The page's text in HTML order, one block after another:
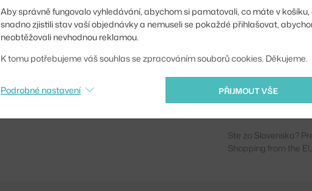
Materiál:
Sedák:
Podnož:
Kód produktu
Ste zo Slovenska?
Shopping from the
Aby správně fungovalo vyhledávání, abychom si pamatovali, co máte v košíku,
snadno zjistili stav vaší objednávky a nemuseli se pokaždé přihlašovat,
neobtěžovali nevhodnou reklamou.
K tomu potřebujeme váš souhlas se zpracováním souborů cookies. Děkujeme.
PŘIJMOUT VŠE
Podrobné nastavení